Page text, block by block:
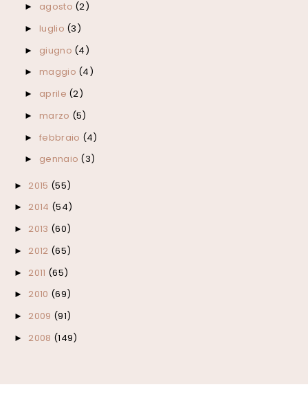
► agosto (2)
► luglio (3)
► giugno (4)
► maggio (4)
► aprile (2)
► marzo (5)
► febbraio (4)
► gennaio (3)
► 2015 (55)
► 2014 (54)
► 2013 (60)
► 2012 (65)
► 2011 (65)
► 2010 (69)
► 2009 (91)
► 2008 (149)